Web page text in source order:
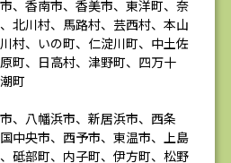
、香南市、香美市、東洋町、奈
北川村、馬路村、芸西村、本山
村、いの町、仁淀川町、中土佐
町、日高村、津野町、四万十
町
、八幡浜市、新居浜市、西条
中央市、西予市、東温市、上島
砥部町、内子町、伊方町、松野